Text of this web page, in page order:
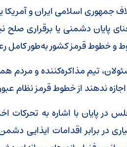
جمهوری اسلامی ایران و
پایان دشمنی یا برقراری
و خطوط قرمز کشور به‌طور کامل
تیم مذاکره‌کننده و مردم
اجازه ندهند از خطوط قرمز نظام
در پایان با اشاره به تحرکات
در برابر اقدامات ایذایی